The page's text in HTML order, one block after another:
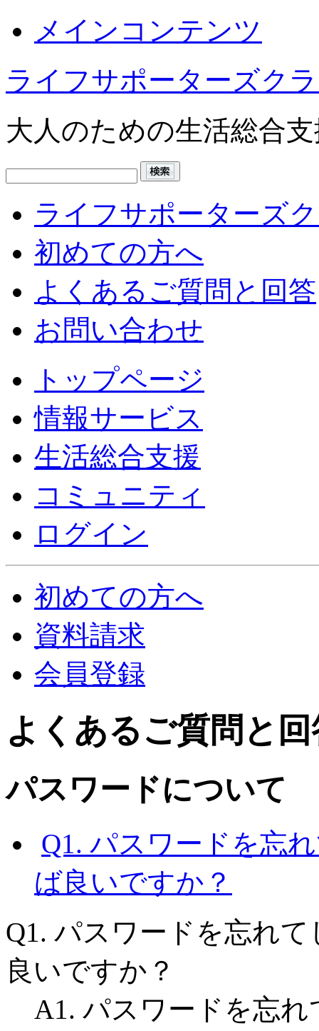
メインコンテンツ
ライフサポーターズク
大人のための生活総合
ライフサポーターズ
初めての方へ
よくあるご質問と回答
お問い合わせ
トップページ
情報サービス
生活総合支援
コミュニティ
ログイン
初めての方へ
資料請求
会員登録
よくあるご質問と回
パスワードについて
Q1. パスワードを忘
ば良いですか？
Q1. パスワードを忘れ
良いですか？
A1. パスワードを忘